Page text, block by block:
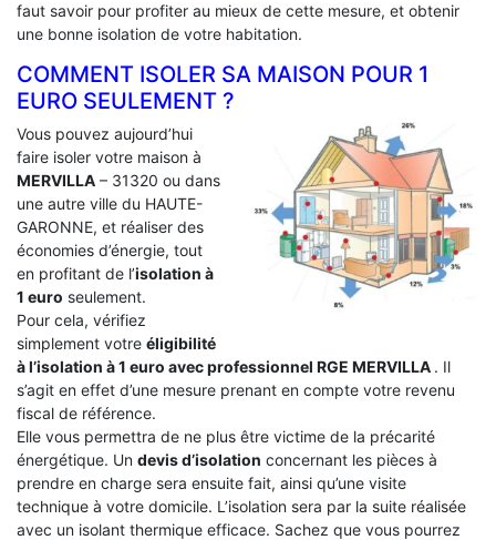
faut savoir pour profiter au mieux de cette mesure, et obtenir
une bonne isolation de votre habitation.
COMMENT ISOLER SA MAISON POUR 1
EURO SEULEMENT ?
Vous pouvez aujourd’hui
faire isoler votre maison à
MERVILLA – 31320 ou dans
une autre ville du HAUTE-
GARONNE, et réaliser des
économies d’énergie, tout
en profitant de l’isolation à
1 euro seulement.
Pour cela, vérifiez
simplement votre éligibilité
à l’isolation à 1 euro avec professionnel RGE MERVILLA . Il
s’agit en effet d’une mesure prenant en compte votre revenu
fiscal de référence.
Elle vous permettra de ne plus être victime de la précarité
énergétique. Un devis d’isolation concernant les pièces à
prendre en charge sera ensuite fait, ainsi qu’une visite
technique à votre domicile. L’isolation sera par la suite réalisée
avec un isolant thermique efficace. Sachez que vous pourrez